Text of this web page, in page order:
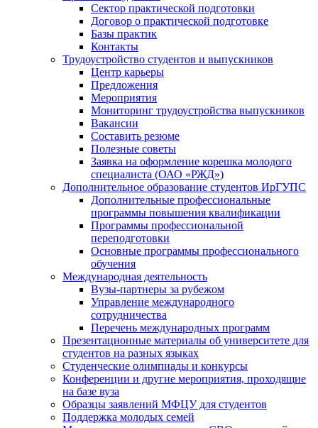
Сектор практической подготовки
Договор о практической подготовке
Базы практик
Контакты
Трудоустройство студентов и выпускников
Центр карьеры
Предложения
Мероприятия
Мониторинг трудоустройства выпускников
Вакансии
Составить резюме
Полезные советы
Заявка на оформление корешка молодого
специалиста (ОАО «РЖД»)
Дополнительное образование студентов ИрГУПС
Дополнительные профессиональные
программы повышения квалификации
Программы профессиональной
переподготовки
Основные программы профессионального
обучения
Международная деятельность
Вузы-партнеры за рубежом
Управление международного
сотрудничества
Перечень международных программ
Презентационные материалы об университете для
студентов на разных языках
Студенческие олимпиады и конкурсы
Конференции и другие мероприятия, проходящие
на базе вуза
Образцы заявлений МФЦУ для студентов
Поддержка молодых семей